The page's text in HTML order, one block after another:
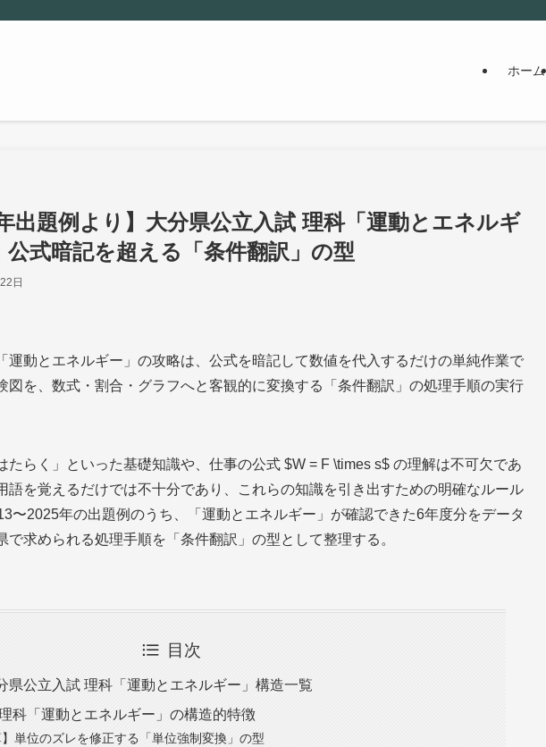
ホーム
出題例より】大分県公立入試 理科「運動とエネルギ
公式暗記を超える「条件翻訳」の型
日
運動とエネルギー」の攻略は、公式を暗記して数値を代入するだけの単純作業で
図を、数式・割合・グラフへと客観的に変換する「条件翻訳」の処理手順の実行
たらく」といった基礎知識や、仕事の公式 $W = F \times s$ の理解は不可欠であ
語を覚えるだけでは不十分であり、これらの知識を引き出すための明確なルール
〜2025年の出題例のうち、「運動とエネルギー」が確認できた6年度分をデータ
求められる処理手順を「条件翻訳」の型として整理する。
目次
県公立入試 理科「運動とエネルギー」構造一覧
科「運動とエネルギー」の構造的特徴
】単位のズレを修正する「単位強制変換」の型